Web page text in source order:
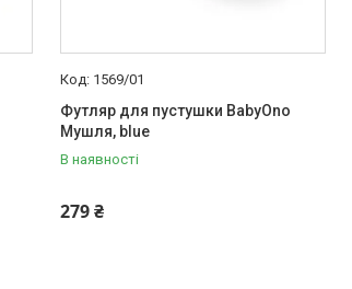
1569/01
Футляр для пустушки BabyOno
Мушля, blue
В наявності
279 ₴